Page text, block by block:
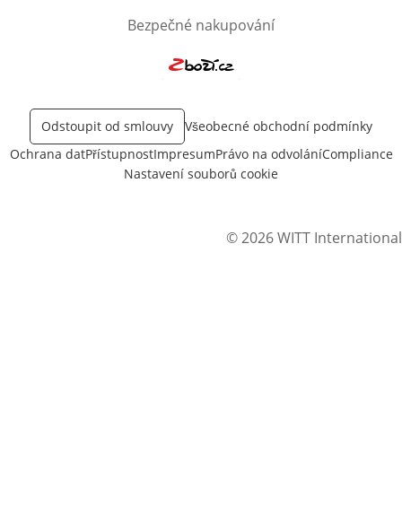
Bezpečné nakupování
Odstoupit od smlouvy
Všeobecné obchodní podmínky
Ochrana datPřístupnostImpresumPrávo na odvoláníCompliance
Nastavení souborů cookie
© 2026 WITT International